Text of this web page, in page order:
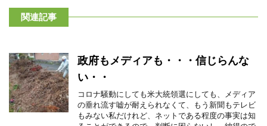
関連記事
政府もメディアも・・・信じらんな
い・・
コロナ騒動にしても米大統領選にしても、メディア
の垂れ流す嘘が耐えられなくて、もう新聞もテレビ
もみない私だけれど、ネットである程度の事実は知